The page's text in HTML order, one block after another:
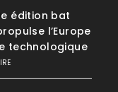
édition bat
l’Europe
technologique